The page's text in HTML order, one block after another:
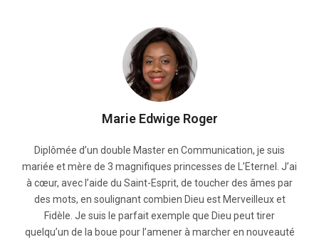
Marie Edwige Roger
Diplômée d’un double Master en Communication, je suis
mariée et mère de 3 magnifiques princesses de L’Eternel. J’ai
à cœur, avec l’aide du Saint-Esprit, de toucher des âmes par
des mots, en soulignant combien Dieu est Merveilleux et
Fidèle. Je suis le parfait exemple que Dieu peut tirer
quelqu’un de la boue pour l’amener à marcher en nouveauté